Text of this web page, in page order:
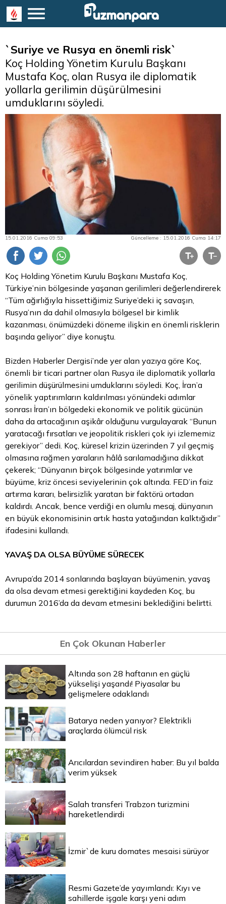
`Suriye ve Rusya en önemli risk`
Koç Holding Yönetim Kurulu Başkanı
Mustafa Koç, olan Rusya ile diplomatik
yollarla gerilimin düşürülmesini
umduklarını söyledi.
15.01.2016 Cuma 09:53 Güncelleme : 15.01.2016 Cuma 14:17
Koç Holding Yönetim Kurulu Başkanı Mustafa Koç,
Türkiye’nin bölgesinde yaşanan gerilimleri değerlendirerek
“Tüm ağırlığıyla hissettiğimiz Suriye’deki iç savaşın,
Rusya’nın da dahil olmasıyla bölgesel bir kimlik
kazanması, önümüzdeki döneme ilişkin en önemli risklerin
başında geliyor” diye konuştu.
Bizden Haberler Dergisi’nde yer alan yazıya göre Koç,
önemli bir ticari partner olan Rusya ile diplomatik yollarla
gerilimin düşürülmesini umduklarını söyledi. Koç, İran’a
yönelik yaptırımların kaldırılması yönündeki adımlar
sonrası İran’ın bölgedeki ekonomik ve politik gücünün
daha da artacağının aşikâr olduğunu vurgulayarak “Bunun
yaratacağı fırsatları ve jeopolitik riskleri çok iyi izlememiz
gerekiyor” dedi. Koç, küresel krizin üzerinden 7 yıl geçmiş
olmasına rağmen yaraların hâlâ sarılamadığına dikkat
çekerek; “Dünyanın birçok bölgesinde yatırımlar ve
büyüme, kriz öncesi seviyelerinin çok altında. FED’in faiz
artırma kararı, belirsizlik yaratan bir faktörü ortadan
kaldırdı. Ancak, bence verdiği en olumlu mesaj, dünyanın
en büyük ekonomisinin artık hasta yatağından kalktığıdır”
ifadesini kullandı.
YAVAŞ DA OLSA BÜYÜME SÜRECEK
Avrupa’da 2014 sonlarında başlayan büyümenin, yavaş
da olsa devam etmesi gerektiğini kaydeden Koç, bu
durumun 2016’da da devam etmesini beklediğini belirtti.
En Çok Okunan Haberler
Altında son 28 haftanın en güçlü
yükselişi yaşandı! Piyasalar bu
gelişmelere odaklandı
Batarya neden yanıyor? Elektrikli
araçlarda ölümcül risk
Arıcılardan sevindiren haber: Bu yıl balda
verim yüksek
Salah transferi Trabzon turizmini
hareketlendirdi
İzmir`de kuru domates mesaisi sürüyor
Resmi Gazete’de yayımlandı: Kıyı ve
sahillerde işgale karşı yeni adım